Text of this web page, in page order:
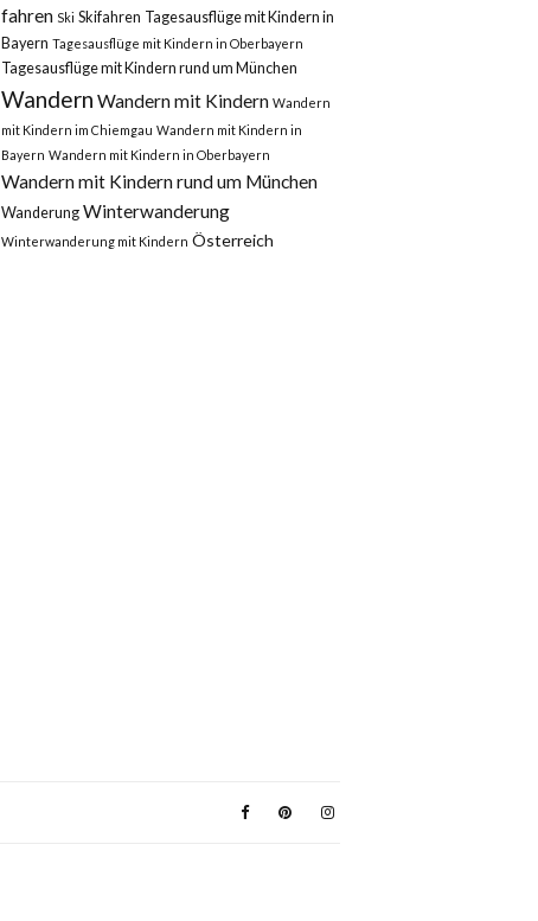
fahren Ski Skifahren Tagesausflüge mit Kindern in
Bayern Tagesausflüge mit Kindern in Oberbayern
Tagesausflüge mit Kindern rund um München
Wandern Wandern mit Kindern Wandern
mit Kindern im Chiemgau Wandern mit Kindern in
Bayern Wandern mit Kindern in Oberbayern
Wandern mit Kindern rund um München
Wanderung Winterwanderung
Winterwanderung mit Kindern Österreich